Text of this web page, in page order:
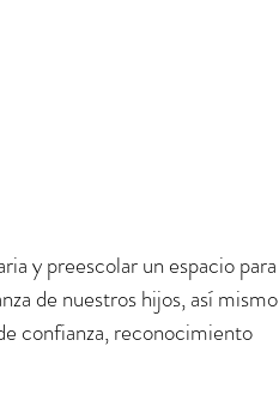
y preescolar un espacio para
de nuestros hijos, así mismo
confianza, reconocimiento